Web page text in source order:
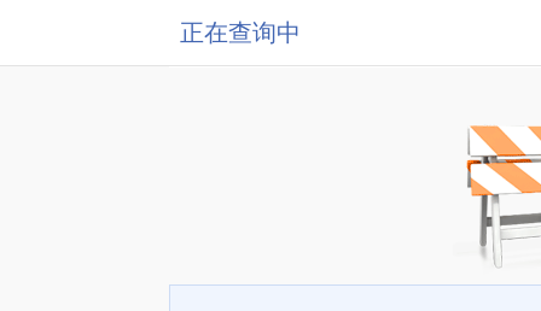
正在查询中